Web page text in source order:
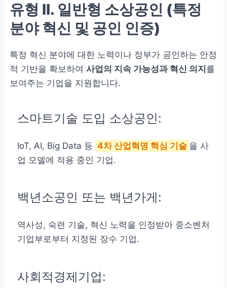
유형 II. 일반형 소상공인 (특정
분야 혁신 및 공인 인증)
특정 혁신 분야에 대한 노력이나 정부가 공인하는 안정
적 기반을 확보하여 사업의 지속 가능성과 혁신 의지 를
보여주는 기업을 지원합니다.
스마트기술 도입 소상공인:
IoT, AI, Big Data 등 4차 산업혁명 핵심 기술 을 사
업 모델에 적용 중인 기업.
백년소공인 또는 백년가게:
역사성, 숙련 기술, 혁신 노력을 인정받아 중소벤처
기업부로부터 지정된 장수 기업.
사회적경제기업: